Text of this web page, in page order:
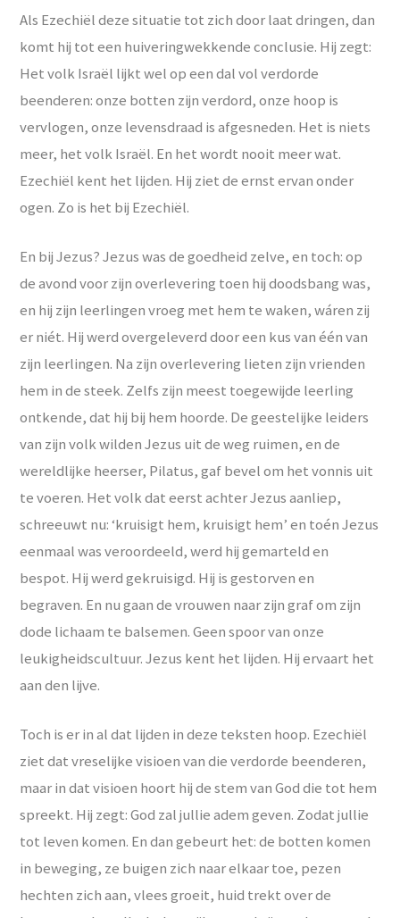
Als Ezechiël deze situatie tot zich door laat dringen, dan
komt hij tot een huiveringwekkende conclusie. Hij zegt:
Het volk Israël lijkt wel op een dal vol verdorde
beenderen: onze botten zijn verdord, onze hoop is
vervlogen, onze levensdraad is afgesneden. Het is niets
meer, het volk Israël. En het wordt nooit meer wat.
Ezechiël kent het lijden. Hij ziet de ernst ervan onder
ogen. Zo is het bij Ezechiël.
En bij Jezus? Jezus was de goedheid zelve, en toch: op
de avond voor zijn overlevering toen hij doodsbang was,
en hij zijn leerlingen vroeg met hem te waken, wáren zij
er niét. Hij werd overgeleverd door een kus van één van
zijn leerlingen. Na zijn overlevering lieten zijn vrienden
hem in de steek. Zelfs zijn meest toegewijde leerling
ontkende, dat hij bij hem hoorde. De geestelijke leiders
van zijn volk wilden Jezus uit de weg ruimen, en de
wereldlijke heerser, Pilatus, gaf bevel om het vonnis uit
te voeren. Het volk dat eerst achter Jezus aanliep,
schreeuwt nu: ‘kruisigt hem, kruisigt hem’ en toén Jezus
eenmaal was veroordeeld, werd hij gemarteld en
bespot. Hij werd gekruisigd. Hij is gestorven en
begraven. En nu gaan de vrouwen naar zijn graf om zijn
dode lichaam te balsemen. Geen spoor van onze
leukigheidscultuur. Jezus kent het lijden. Hij ervaart het
aan den lijve.
Toch is er in al dat lijden in deze teksten hoop. Ezechiël
ziet dat vreselijke visioen van die verdorde beenderen,
maar in dat visioen hoort hij de stem van God die tot hem
spreekt. Hij zegt: God zal jullie adem geven. Zodat jullie
tot leven komen. En dan gebeurt het: de botten komen
in beweging, ze buigen zich naar elkaar toe, pezen
hechten zich aan, vlees groeit, huid trekt over de